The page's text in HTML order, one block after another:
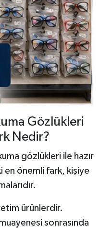
Gözlükleri
Nedir?
gözlükleri ile hazır
en önemli fark, kişiye
ürünlerdir.
sonrasında